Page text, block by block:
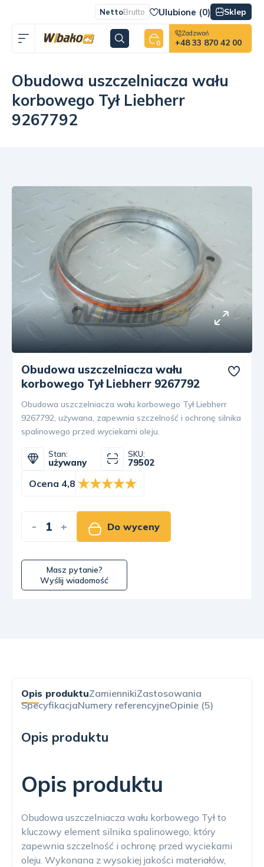
NettoBrutto Ulubione (0) Sklep
0
Zadzwoń
+48 33 870 42 00
Obudowa uszczelniacza wału
korbowego Tył Liebherr
9267792
Obudowa uszczelniacza wału
korbowego Tył Liebherr 9267792
Obudowa uszczelniacza wału korbowego Tył Liebherr
9267792, używana, zapewnia szczelność i ochronę silnika
spalinowego przed wyciekami oleju.
Stan:
używany
SKU:
79502
Ocena 4,8
- + Do wyceny
Masz pytanie?
Wyślij wiadomość
Opis produktuZamiennikiZastosowania
SpecyfikacjaNumery referencyjneOpinie (5)
Opis produktu
Opis produktu
Obudowa uszczelniacza wału korbowego Tył to
kluczowy element silnika spalinowego, który
zapewnia szczelność i ochronę przed wyciekami
oleju. Wykonana z wysokiej jakości materiałów,